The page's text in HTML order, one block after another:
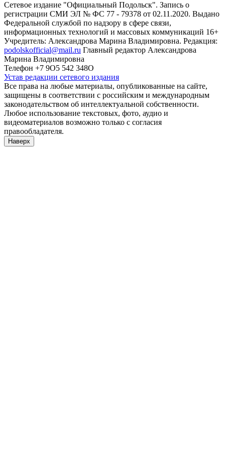
Сетевое издание "Официальный Подольск". Запись о
регистрации СМИ ЭЛ № ФС 77 - 79378 от 02.11.2020. Выдано
Федеральной службой по надзору в сфере связи,
информационных технологий и массовых коммуникаций 16+
Учредитель: Александрова Марина Владимировна. Редакция:
podolskofficial@mail.ru Главный редактор Александрова
Марина Владимировна
Телефон +7 9О5 542 348О
Устав редакции сетевого издания
Все права на любые материалы, опубликованные на сайте,
защищены в соответствии с российским и международным
законодательством об интеллектуальной собственности.
Любое использование текстовых, фото, аудио и
видеоматериалов возможно только с согласия
правообладателя.
Наверх